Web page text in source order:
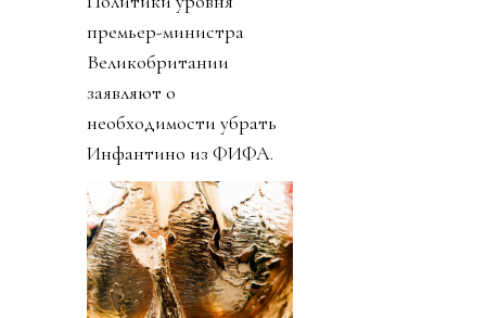
премьер-министра
Великобритании
заявляют о
необходимости убрать
Инфантино из ФИФА.